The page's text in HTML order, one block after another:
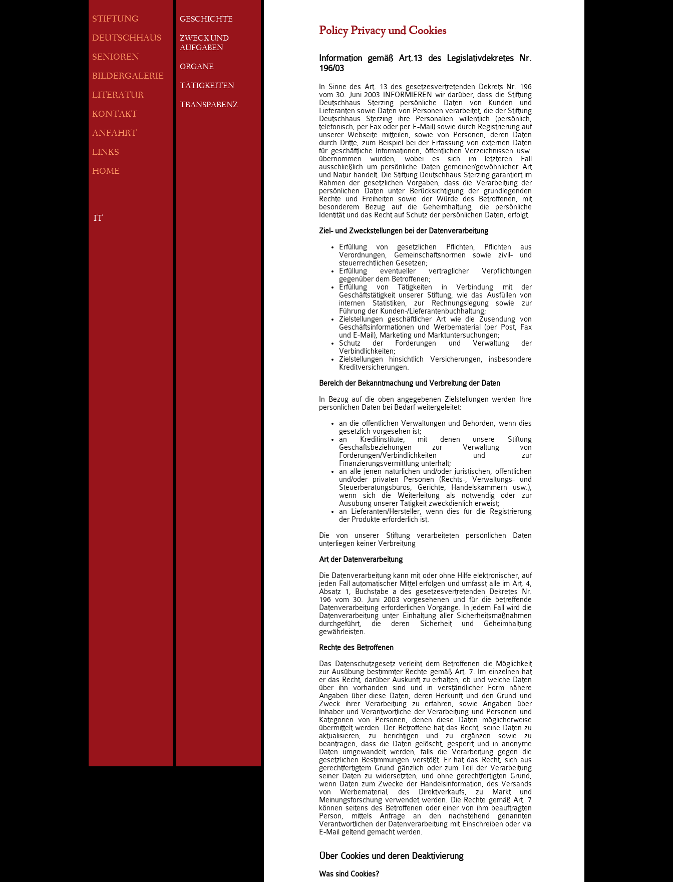
STIFTUNG
DEUTSCHHAUS
SENIOREN
BILDERGALERIE
LITERATUR
KONTAKT
ANFAHRT
LINKS
HOME
IT
GESCHICHTE
ZWECK UND
AUFGABEN
ORGANE
TÄTIGKEITEN
TRANSPARENZ
Policy Privacy und Cookies
Information gemäß Art.13 des Legislativdekretes Nr.
196/03
In Sinne des Art. 13 des gesetzesvertretenden Dekrets Nr. 196
vom 30. Juni 2003 INFORMIEREN wir darüber, dass die Stiftung
Deutschhaus Sterzing persönliche Daten von Kunden und
Lieferanten sowie Daten von Personen verarbeitet, die der Stiftung
Deutschhaus Sterzing ihre Personalien willentlich (persönlich,
telefonisch, per Fax oder per E-Mail) sowie durch Registrierung auf
unserer Webseite mitteilen, sowie von Personen, deren Daten
durch Dritte, zum Beispiel bei der Erfassung von externen Daten
für geschäftliche Informationen, öffentlichen Verzeichnissen usw.
übernommen wurden, wobei es sich im letzteren Fall
ausschließlich um persönliche Daten gemeiner/gewöhnlicher Art
und Natur handelt. Die Stiftung Deutschhaus Sterzing garantiert im
Rahmen der gesetzlichen Vorgaben, dass die Verarbeitung der
persönlichen Daten unter Berücksichtigung der grundlegenden
Rechte und Freiheiten sowie der Würde des Betroffenen, mit
besonderem Bezug auf die Geheimhaltung, die persönliche
Identität und das Recht auf Schutz der persönlichen Daten, erfolgt.
Ziel- und Zweckstellungen bei der Datenverarbeitung
Erfüllung von gesetzlichen Pflichten, Pflichten aus
Verordnungen, Gemeinschaftsnormen sowie zivil- und
steuerrechtlichen Gesetzen;
Erfüllung eventueller vertraglicher Verpflichtungen
gegenüber dem Betroffenen;
Erfüllung von Tätigkeiten in Verbindung mit der
Geschäftstätigkeit unserer Stiftung, wie das Ausfüllen von
internen Statistiken, zur Rechnungslegung sowie zur
Führung der Kunden-/Lieferantenbuchhaltung;
Zielstellungen geschäftlicher Art wie die Zusendung von
Geschäftsinformationen und Werbematerial (per Post, Fax
und E-Mail), Marketing und Marktuntersuchungen;
Schutz der Forderungen und Verwaltung der
Verbindlichkeiten;
Zielstellungen hinsichtlich Versicherungen, insbesondere
Kreditversicherungen.
Bereich der Bekanntmachung und Verbreitung der Daten
In Bezug auf die oben angegebenen Zielstellungen werden Ihre
persönlichen Daten bei Bedarf weitergeleitet:
an die öffentlichen Verwaltungen und Behörden, wenn dies
gesetzlich vorgesehen ist;
an Kreditinstitute, mit denen unsere Stiftung
Geschäftsbeziehungen zur Verwaltung von
Forderungen/Verbindlichkeiten und zur
Finanzierungsvermittlung unterhält;
an alle jenen natürlichen und/oder juristischen, öffentlichen
und/oder privaten Personen (Rechts-, Verwaltungs- und
Steuerberatungsbüros, Gerichte, Handelskammern usw.),
wenn sich die Weiterleitung als notwendig oder zur
Ausübung unserer Tätigkeit zweckdienlich erweist;
an Lieferanten/Hersteller, wenn dies für die Registrierung
der Produkte erforderlich ist.
Die von unserer Stiftung verarbeiteten persönlichen Daten
unterliegen keiner Verbreitung
Art der Datenverarbeitung
Die Datenverarbeitung kann mit oder ohne Hilfe elektronischer, auf
jeden Fall automatischer Mittel erfolgen und umfasst alle im Art. 4,
Absatz 1, Buchstabe a des gesetzesvertretenden Dekretes Nr.
196 vom 30. Juni 2003 vorgesehenen und für die betreffende
Datenverarbeitung erforderlichen Vorgänge. In jedem Fall wird die
Datenverarbeitung unter Einhaltung aller Sicherheitsmaßnahmen
durchgeführt, die deren Sicherheit und Geheimhaltung
gewährleisten.
Rechte des Betroffenen
Das Datenschutzgesetz verleiht dem Betroffenen die Möglichkeit
zur Ausübung bestimmter Rechte gemäß Art. 7. Im einzelnen hat
er das Recht, darüber Auskunft zu erhalten, ob und welche Daten
über ihn vorhanden sind und in verständlicher Form nähere
Angaben über diese Daten, deren Herkunft und den Grund und
Zweck ihrer Verarbeitung zu erfahren, sowie Angaben über
Inhaber und Verantwortliche der Verarbeitung und Personen und
Kategorien von Personen, denen diese Daten möglicherweise
übermittelt werden. Der Betroffene hat das Recht, seine Daten zu
aktualisieren, zu berichtigen und zu ergänzen sowie zu
beantragen, dass die Daten gelöscht, gesperrt und in anonyme
Daten umgewandelt werden, falls die Verarbeitung gegen die
gesetzlichen Bestimmungen verstößt. Er hat das Recht, sich aus
gerechtfertigtem Grund gänzlich oder zum Teil der Verarbeitung
seiner Daten zu widersetzten, und ohne gerechtfertigten Grund,
wenn Daten zum Zwecke der Handelsinformation, des Versands
von Werbematerial, des Direktverkaufs, zu Markt und
Meinungsforschung verwendet werden. Die Rechte gemäß Art. 7
können seitens des Betroffenen oder einer von ihm beauftragten
Person, mittels Anfrage an den nachstehend genannten
Verantwortlichen der Datenverarbeitung mit Einschreiben oder via
E-Mail geltend gemacht werden.
Über Cookies und deren Deaktivierung
Was sind Cookies?